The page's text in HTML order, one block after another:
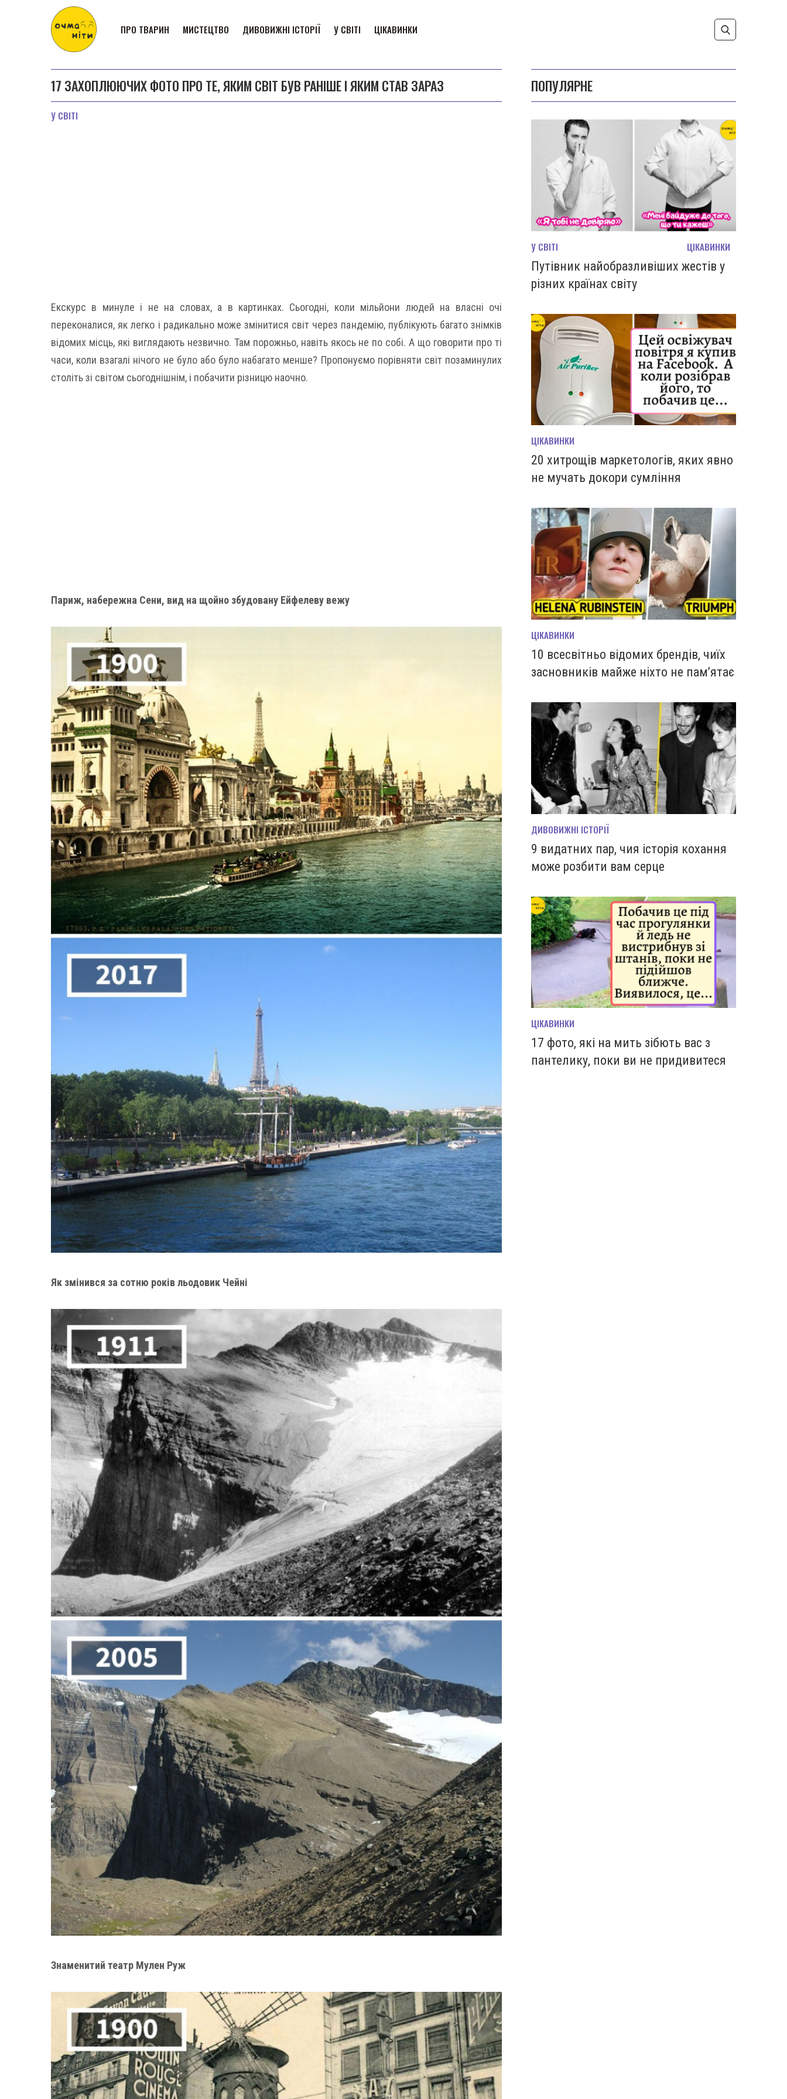
ПРО ТВАРИН МИСТЕЦТВО ДИВОВИЖНІ ІСТОРІЇ У СВІТІ ЦІКАВИНКИ
17 ЗАХОПЛЮЮЧИХ ФОТО ПРО ТЕ, ЯКИМ СВІТ БУВ РАНІШЕ І ЯКИМ СТАВ ЗАРАЗ
У СВІТІ
Екскурс в минуле і не на словах, а в картинках. Сьогодні, коли мільйони людей на власні очі
переконалися, як легко і радикально може змінитися світ через пандемію, публікують багато знімків
відомих місць, які виглядають незвично. Там порожньо, навіть якось не по собі. А що говорити про ті
часи, коли взагалі нічого не було або було набагато менше? Пропонуємо порівняти світ позаминулих
століть зі світом сьогоднішнім, і побачити різницю наочно.
Париж, набережна Сени, вид на щойно збудовану Ейфелеву вежу
Як змінився за сотню років льодовик Чейні
Знаменитий театр Мулен Руж
ПОПУЛЯРНЕ
У СВІТІ ЦІКАВИНКИ
Путівник найобразливіших жестів у
різних країнах світу
ЦІКАВИНКИ
20 хитрощів маркетологів, яких явно
не мучать докори сумління
ЦІКАВИНКИ
10 всесвітньо відомих брендів, чиїх
засновників майже ніхто не пам’ятає
ДИВОВИЖНІ ІСТОРІЇ
9 видатних пар, чия історія кохання
може розбити вам серце
ЦІКАВИНКИ
17 фото, які на мить зiбють вас з
пантелику, поки ви не придивитеся